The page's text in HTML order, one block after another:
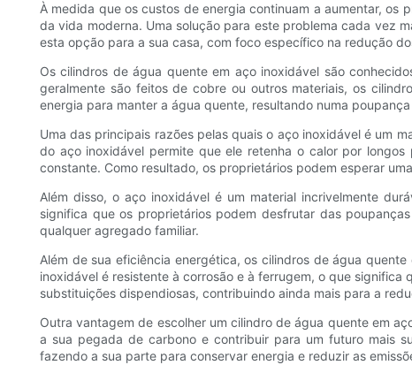
À medida que os custos de energia continuam a aumentar,
da vida moderna. Uma solução para este problema cada vez
esta opção para a sua casa, com foco específico na redução
Os cilindros de água quente em aço inoxidável são
geralmente são feitos de cobre ou outros materiais, os
energia para manter a água quente, resultando numa
Uma das principais razões pelas quais o aço inoxidável é um
do aço inoxidável permite que ele retenha o calor por
constante. Como resultado, os proprietários podem esperar
Além disso, o aço inoxidável é um material incrivelmente
significa que os proprietários podem desfrutar das
qualquer agregado familiar.
Além de sua eficiência energética, os cilindros de água
inoxidável é resistente à corrosão e à ferrugem, o que
substituições dispendiosas, contribuindo ainda mais para a
Outra vantagem de escolher um cilindro de água quente em
a sua pegada de carbono e contribuir para um futuro mais
fazendo a sua parte para conservar energia e reduzir as